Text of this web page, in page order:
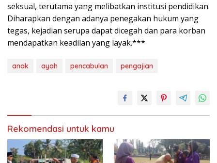
seksual, terutama yang melibatkan institusi pendidikan.
Diharapkan dengan adanya penegakan hukum yang
tegas, kejadian serupa dapat dicegah dan para korban
mendapatkan keadilan yang layak.***
anak ayah pencabulan pengajian
Rekomendasi untuk kamu